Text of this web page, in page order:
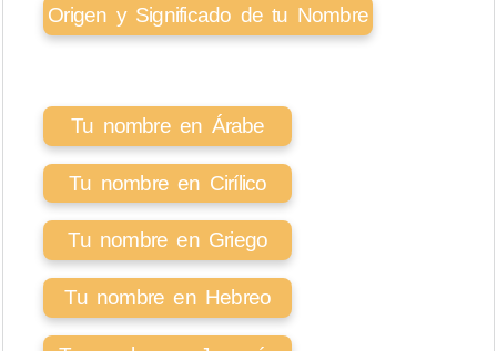
Origen y Significado de tu Nombre
Tu nombre en Árabe
Tu nombre en Cirílico
Tu nombre en Griego
Tu nombre en Hebreo